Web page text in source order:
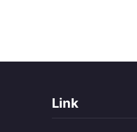
Link